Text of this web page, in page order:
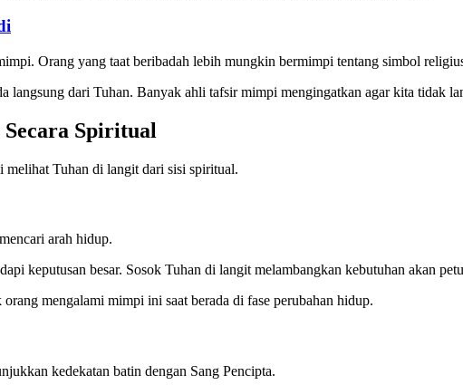
Orang yang taat beribadah lebih mungkin bermimpi tentang simbol
langsung dari Tuhan. Banyak ahli tafsir mimpi mengingatkan agar kita tidak
Spiritual
melihat Tuhan di langit dari sisi spiritual.
arah hidup.
keputusan besar. Sosok Tuhan di langit melambangkan kebutuhan akan
mengalami mimpi ini saat berada di fase perubahan hidup.
kedekatan batin dengan Sang Pencipta.